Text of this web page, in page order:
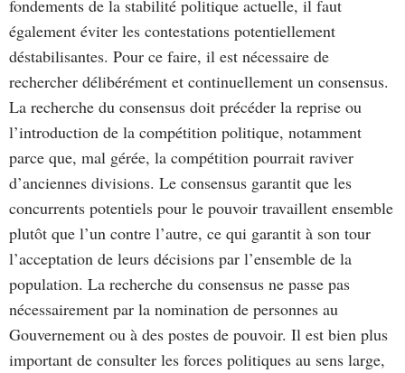
fondements de la stabilité politique actuelle, il faut
également éviter les contestations potentiellement
déstabilisantes. Pour ce faire, il est nécessaire de
rechercher délibérément et continuellement un consensus.
La recherche du consensus doit précéder la reprise ou
l’introduction de la compétition politique, notamment
parce que, mal gérée, la compétition pourrait raviver
d’anciennes divisions. Le consensus garantit que les
concurrents potentiels pour le pouvoir travaillent ensemble
plutôt que l’un contre l’autre, ce qui garantit à son tour
l’acceptation de leurs décisions par l’ensemble de la
population. La recherche du consensus ne passe pas
nécessairement par la nomination de personnes au
Gouvernement ou à des postes de pouvoir. Il est bien plus
important de consulter les forces politiques au sens large,